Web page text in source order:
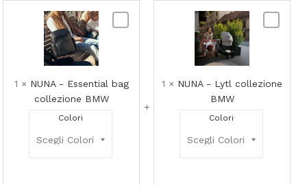
collezione
1 × NUNA - Essential bag
collezione BMW
Colori
BMW
1 × NUNA - Lytl collezione
BMW
Colori